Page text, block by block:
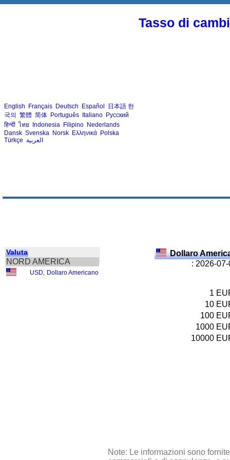
Tasso di
English Français Deutsch Español 日本語 한
국의 繁體 简体 Português Italiano Русский
हिन्दी ไทย Indonesia Filipino Nederlands
Dansk Svenska Norsk Ελληνικά Polska
Türkçe العربية
Valuta
NORD AMERICA
USD Dollaro Americano
Dollaro
: 2026-
1
10
100
1000
10000
Note: Le informazioni sono